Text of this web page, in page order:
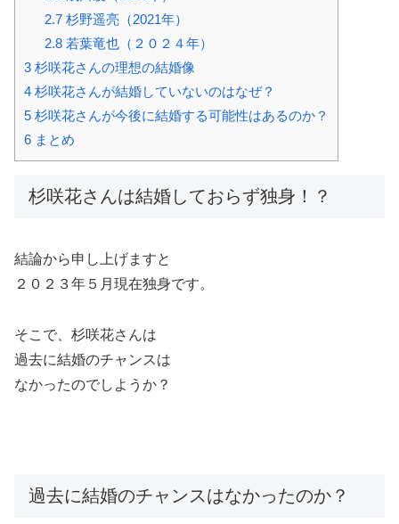
2.7杉野遥亮（2021年）
2.8若葉竜也（２０２４年）
3 杉咲花さんの理想の結婚像
4 杉咲花さんが結婚していないのはなぜ？
5 杉咲花さんが今後に結婚する可能性はあるのか？
6 まとめ
杉咲花さんは結婚しておらず独身！？
結論から申し上げますと
２０２３年５月現在独身です。
そこで、杉咲花さんは
過去に結婚のチャンスは
なかったのでしようか？
過去に結婚のチャンスはなかったのか？